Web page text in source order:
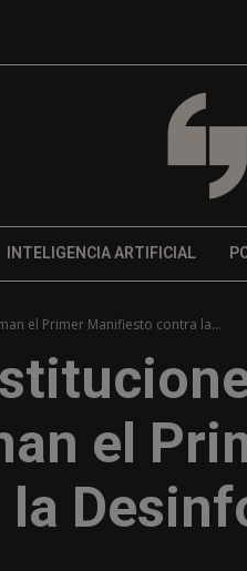
INTELIGENCIA ARTIFICIAL
el Primer Manifiesto contra la...
el